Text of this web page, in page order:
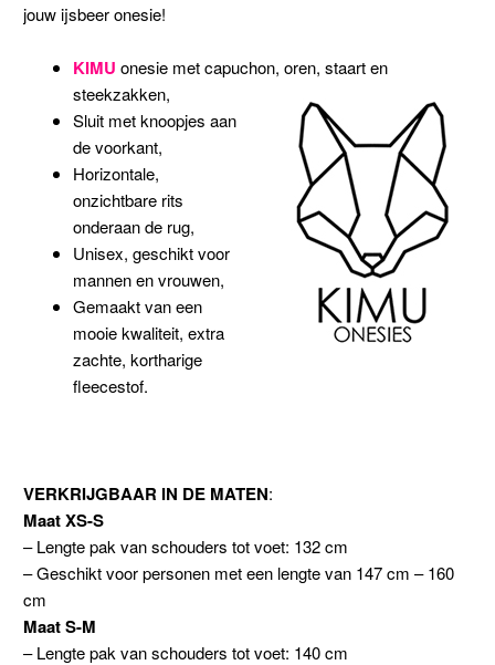
jouw ijsbeer onesie!
KIMU onesie met capuchon, oren, staart en
steekzakken,
Sluit met knoopjes aan
de voorkant,
Horizontale,
onzichtbare rits
onderaan de rug,
Unisex, geschikt voor
mannen en vrouwen,
Gemaakt van een
mooie kwaliteit, extra
zachte, kortharige
fleecestof.
VERKRIJGBAAR IN DE MATEN:
Maat XS-S
– Lengte pak van schouders tot voet: 132 cm
– Geschikt voor personen met een lengte van 147 cm – 160
cm
Maat S-M
– Lengte pak van schouders tot voet: 140 cm